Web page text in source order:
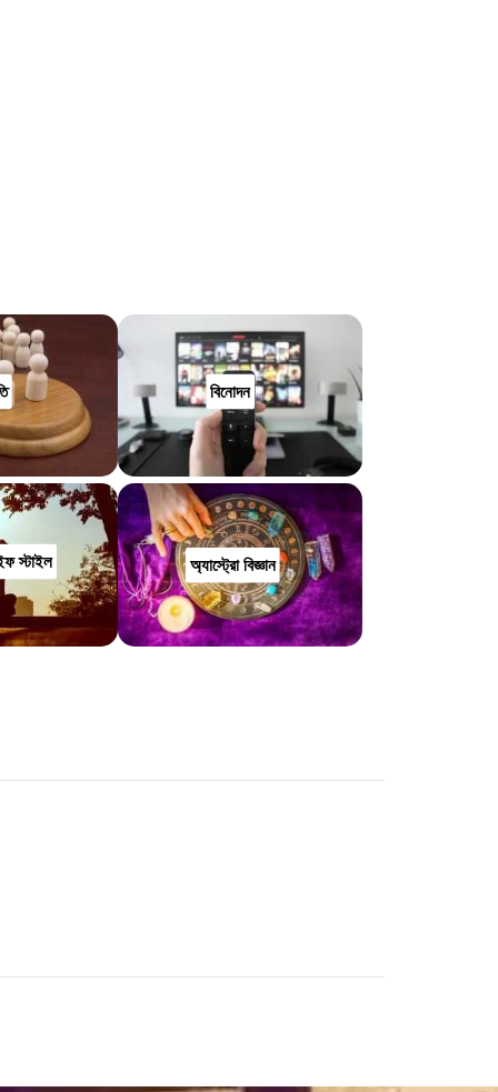
বিনোদন
স্টাইল অ্যাস্ট্রো বিজ্ঞান